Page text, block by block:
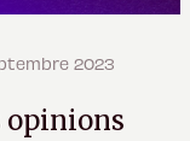
2023
opinions